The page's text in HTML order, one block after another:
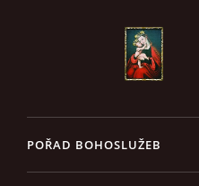
POŘAD BOHOSLUŽEB